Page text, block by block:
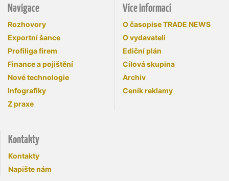
Navigace
Rozhovory
Exportní šance
Profiliga firem
Finance a pojištění
Nové technologie
Infografiky
Z praxe
Více informací
O časopise TRADE NEWS
O vydavateli
Ediční plán
Cílová skupina
Archiv
Ceník reklamy
Kontakty
Kontakty
Napište nám